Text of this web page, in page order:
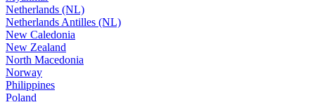
Netherlands (NL)
Netherlands Antilles (NL)
New Caledonia
New Zealand
North Macedonia
Norway
Philippines
Poland